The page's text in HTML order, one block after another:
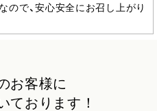
ので、安心安全にお召し上がり
お客様に
ております！